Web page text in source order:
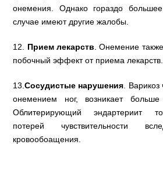
онемения. Однако гораздо
случае имеют другие жалобы.
12. Прием лекарств . Онемение
побочный эффект от приема лекарств.
13.Сосудистые нарушения .
онемением ног, возникает
Облитерирующий эндартериит
потерей чувствительности
кровообоащения.